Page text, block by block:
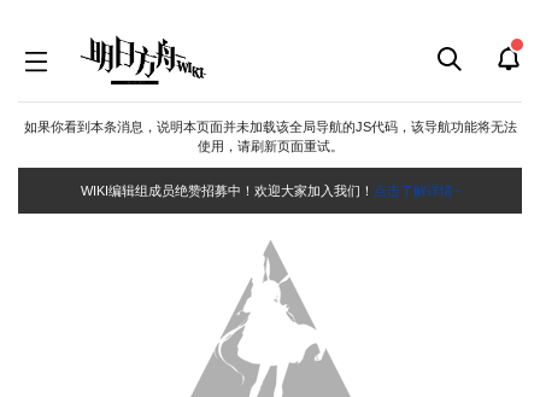
如果你看到本条消息，说明本页面并未加载该全局导航的JS代码，该导航功能将无法
使用，请刷新页面重试。
WIKI编辑组成员绝赞招募中！欢迎大家加入我们！ 点击了解详情~